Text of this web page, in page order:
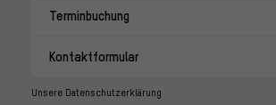
Terminbuchung
Kontaktformular
Unsere Datenschutzerklärung